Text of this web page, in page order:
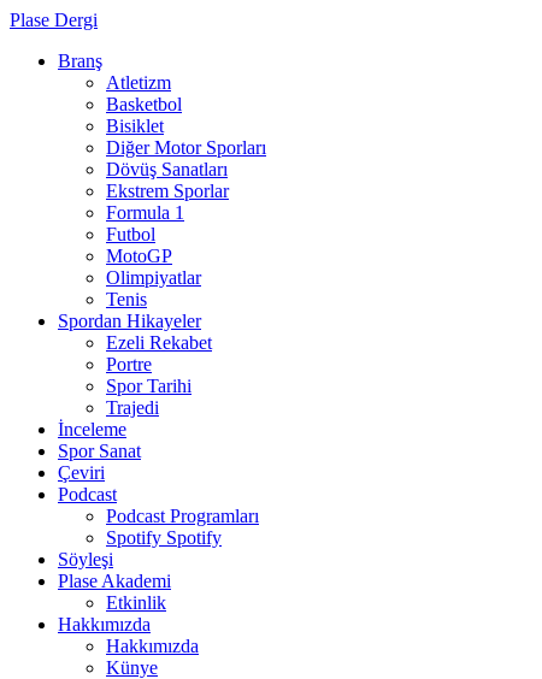
Plase Dergi
Branş
Atletizm
Basketbol
Bisiklet
Diğer Motor Sporları
Dövüş Sanatları
Ekstrem Sporlar
Formula 1
Futbol
MotoGP
Olimpiyatlar
Tenis
Spordan Hikayeler
Ezeli Rekabet
Portre
Spor Tarihi
Trajedi
İnceleme
Spor Sanat
Çeviri
Podcast
Podcast Programları
Spotify Spotify
Söyleşi
Plase Akademi
Etkinlik
Hakkımızda
Hakkımızda
Künye